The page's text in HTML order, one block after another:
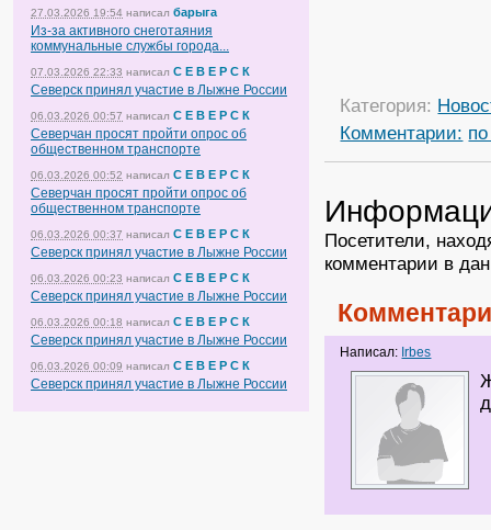
27.03.2026 19:54 написал барыга
Из-за активного снеготаяния
коммунальные службы города...
07.03.2026 22:33 написал С Е В Е Р С К
Северск принял участие в Лыжне России
06.03.2026 00:57 написал С Е В Е Р С К
Северчан просят пройти опрос об
общественном транспорте
06.03.2026 00:52 написал С Е В Е Р С К
Северчан просят пройти опрос об
общественном транспорте
06.03.2026 00:37 написал С Е В Е Р С К
Северск принял участие в Лыжне России
06.03.2026 00:23 написал С Е В Е Р С К
Северск принял участие в Лыжне России
06.03.2026 00:18 написал С Е В Е Р С К
Северск принял участие в Лыжне России
06.03.2026 00:09 написал С Е В Е Р С К
Северск принял участие в Лыжне России
Категория:
Комментарии:
Посетители,
комментарии в
Написал: Irbes